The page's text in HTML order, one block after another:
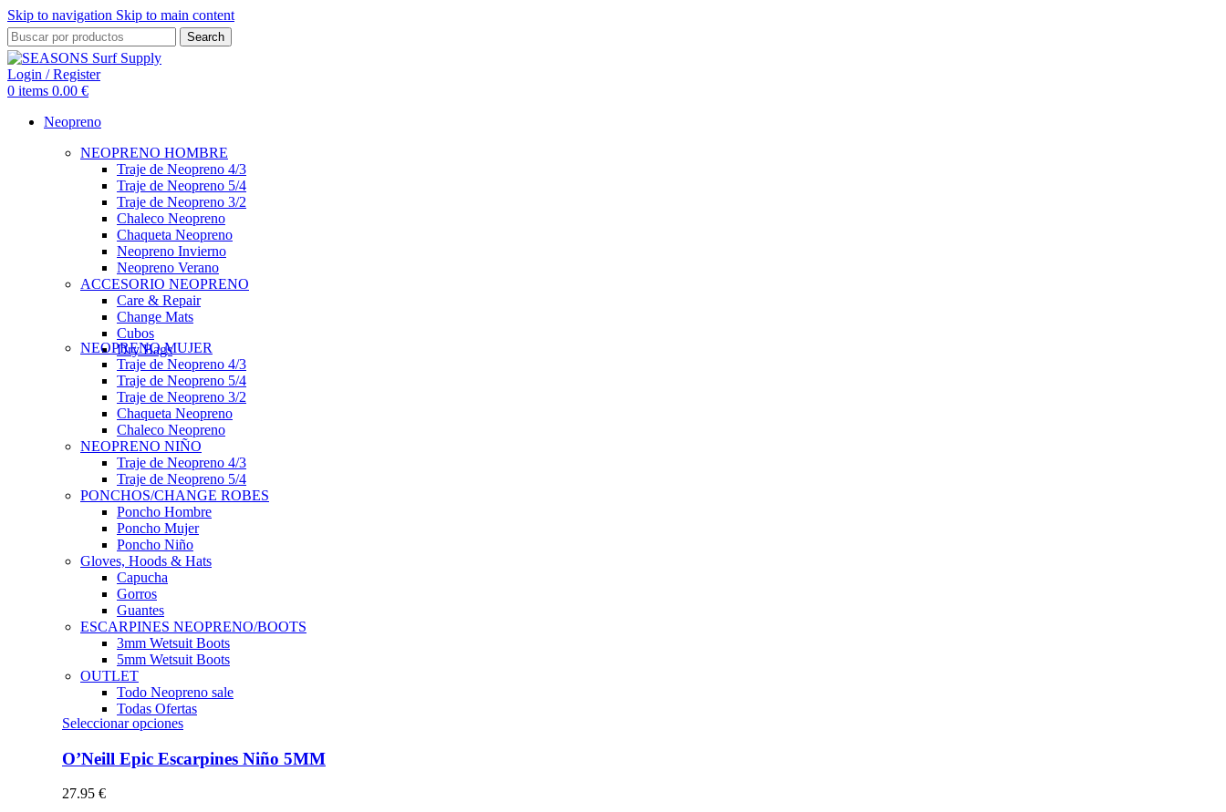
Skip to navigation Skip to main content
Search
Login / Register
0 items 0.00 €
Neopreno
NEOPRENO HOMBRE
Traje de Neopreno 4/3
Traje de Neopreno 5/4
Traje de Neopreno 3/2
Chaleco Neopreno
Chaqueta Neopreno
Neopreno Invierno
Neopreno Verano
ACCESORIO NEOPRENO
Care & Repair
Change Mats
Cubos
Dry Bags
NEOPRENO MUJER
Traje de Neopreno 4/3
Traje de Neopreno 5/4
Traje de Neopreno 3/2
Chaqueta Neopreno
Chaleco Neopreno
NEOPRENO NIÑO
Traje de Neopreno 4/3
Traje de Neopreno 5/4
PONCHOS/CHANGE ROBES
Poncho Hombre
Poncho Mujer
Poncho Niño
Gloves, Hoods & Hats
Capucha
Gorros
Guantes
ESCARPINES NEOPRENO/BOOTS
3mm Wetsuit Boots
5mm Wetsuit Boots
OUTLET
Todo Neopreno sale
Todas Ofertas
Seleccionar opcionesEste
tiene
múltiples
O’Neill Epic Escarpines Niño 5MM
27.95 €